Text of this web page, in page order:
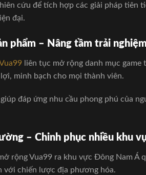
cứu để tích hợp các giải pháp tiên
đại.
phẩm – Nâng tầm trải
liên tục mở rộng danh mục
minh bạch cho mọi thành viên.
đáp ứng nhu cầu phong phú của
– Chinh phục nhiều khu
rộng Vua99 ra khu vực Đông Nam
với chiến lược địa phương hóa.